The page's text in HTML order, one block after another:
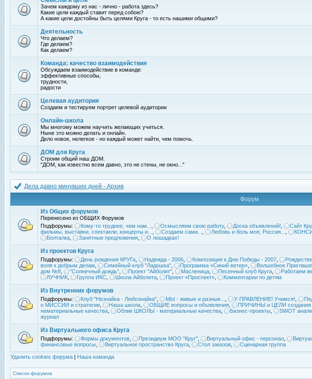
Зачем каждому из нас - лично - работа здесь?
Какие цели каждый ставит перед собою?
А какие цели достойны быть целями Круга - то есть нашими общими?
Деятельность
Что делаем?
Где делаем?
Как делаем?
Команда: качество взаимодействия
Обсуждаем взаимодействие в команде:
эффективные способы,
трудности,
радости
Целевая аудитория
Создаем и тестируем портрет целевой аудитории
Онлайн-школа
Мы многому можем научить желающих учиться.
Ныне это можно делать и онлайн.
Дело новое, нелегкое - но каждый может найти, чем помочь.
ДОМ для Круга
Строим общий наш ДОМ.
"ДОМ, как известно всем давно, это не стены, не окно..."
Дела давно минувших дней - Архив
Форум
Из Общих форумов
Перенесено из ОБЩИХ Форумов
Подфорумы:
Кому-то труднее, чем нам... Осмысляем свою работу, Доска объявлений! Сайт
фильмы, выставки, спектакли, концерты и...
Создаем сами... Любовь и боль моя, Россия...
Болталка
Занятные предложения О лошадках!
Из проектов Круга
Подфорумы: День рождения КРУГа Надежда - 2006 Композиция к Дню Победы - 2007
воля к добрым делам
Семейный клуб "Ладошка" Программа «Синий ветер» Волшебное
дом №8
"Солнечный дождь" Проект "Айболит" Масленица Песенный клуб Круга Работаем
ЛУЧНИК
Группа ИКС Школа Айболита Проект «Проспект» Комментарии по детям
Из Внутренних форумов
Подфорумы: Клуб "Незнайка - Любознайка" МЫ - живые и разные... У-ПРАВЛЕНИЕ! Учимся!
о МИССИИ и стратегии
Наша школа ОБЩИЕ вопросы и объявления ПРИЧИНЫ и ЦЕЛИ
нематериальные качества
Облик ШКОЛЫ - материальные качества Бизнес-проекты SWOT
журнал
Из Виртуального офиса Круга
Подфорумы: Формы документов Президиум МОО "Круг" Виртуальный офис - персонал
финансовые вопросы
Виртуальное пространство Круга Стол заказов Сценарная группа
Удалить cookies форума | Наша команда
Список форумов